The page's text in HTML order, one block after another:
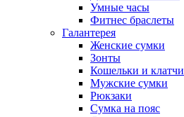
Умные часы
Фитнес браслеты
Галантерея
Женские сумки
Зонты
Кошельки и клатчи
Мужские сумки
Рюкзаки
Сумка на пояс